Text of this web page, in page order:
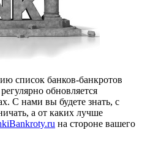
список банков-банкротов
обновляется
С нами вы будете знать, с
а от каких лучше
на стороне вашего